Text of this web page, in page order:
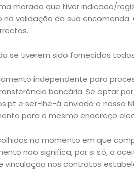
morada que tiver indicado/
validação da sua
se tiverem sido fornecidos
independente para
bancária. Se optar
e ser-lhe-á enviado o nosso
para o mesmo endereço
no momento em que
não significa, por si só, a
nos contratos